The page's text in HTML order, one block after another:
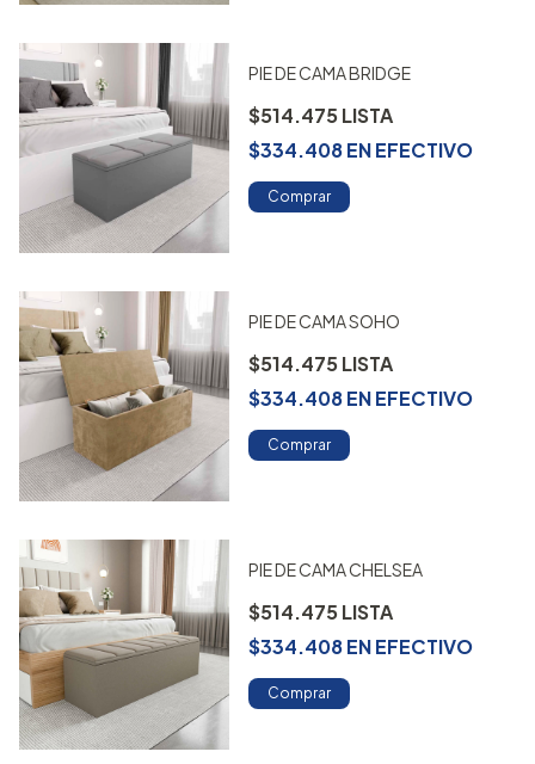
PIE DE CAMA BRIDGE
$514.475
$334.408ENEFECTIVO
Comprar
PIE DE CAMA SOHO
$514.475
$334.408ENEFECTIVO
Comprar
PIE DE CAMA CHELSEA
$514.475
$334.408ENEFECTIVO
Comprar